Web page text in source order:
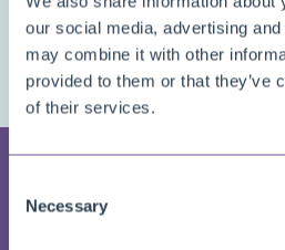
our social media, advertising
may combine it with other
provided to them or that they’ve
of their services.
Selection
Necessary
voor gedetailleerde
elk van onze apps.
Screenshots